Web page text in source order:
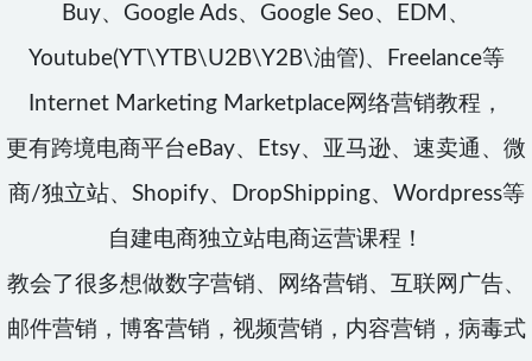
Buy、Google Ads、Google Seo、EDM、
Youtube(YT\YTB\U2B\Y2B\油管)、Freelance等
Internet Marketing Marketplace网络营销教程，
更有跨境电商平台eBay、Etsy、亚马逊、速卖通、微
商/独立站、Shopify、DropShipping、Wordpress等
自建电商独立站电商运营课程！
教会了很多想做数字营销、网络营销、互联网广告、
邮件营销，博客营销，视频营销，内容营销，病毒式